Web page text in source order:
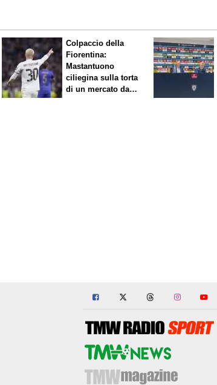
Colpaccio della
Fiorentina:
Mastantuono
ciliegina sulla torta
di un mercato da